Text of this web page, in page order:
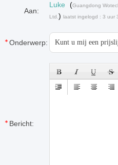
Aan:
Luke (Guangdong
Ltd. ) laatst ingelogd : 3 uur
Onderwerp:
Bericht: